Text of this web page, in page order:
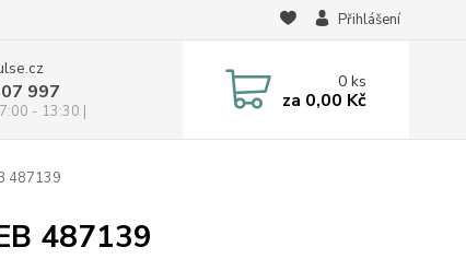
Přihlášení
997
- 13:30 |
0ks
za 0,00 Kč
487139
487139